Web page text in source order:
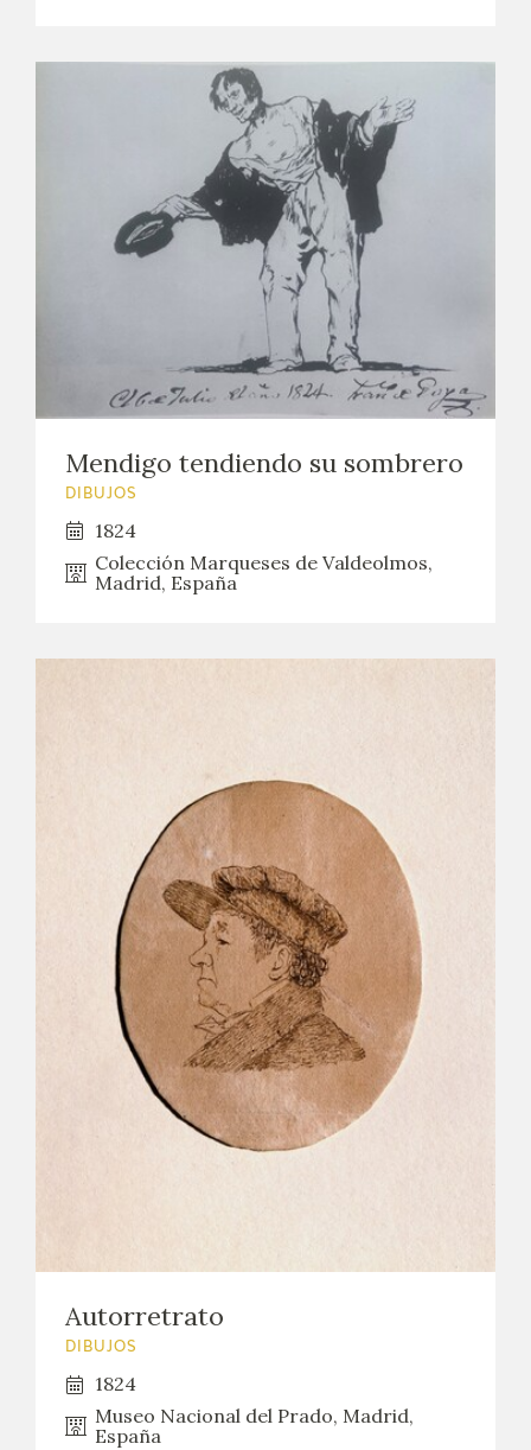
CRONOLOGÍA
GOYA EN EL MUNDO
GOYA EN ARAGÓN
PREMIO ARAGÓN GOYA
EDICIONES
PUBLICACIONES
RECURSOS EDUCATIVOS
FICHAS ARASAAC
Mendigo tendiendo su sombrero
DIBUJOS
1824
Colección Marqueses de Valdeolmos,
Madrid, España
Autorretrato
DIBUJOS
1824
Museo Nacional del Prado, Madrid,
España